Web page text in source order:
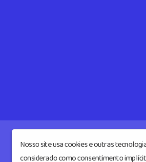
Nosso site usa cookies e outras
considerado como consentimento
Turiacufm87©